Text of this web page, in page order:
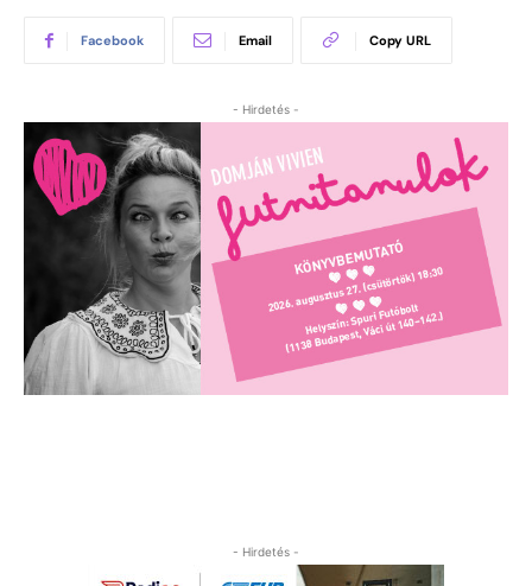
Facebook Email Copy URL
- Hirdetés -
- Hirdetés -